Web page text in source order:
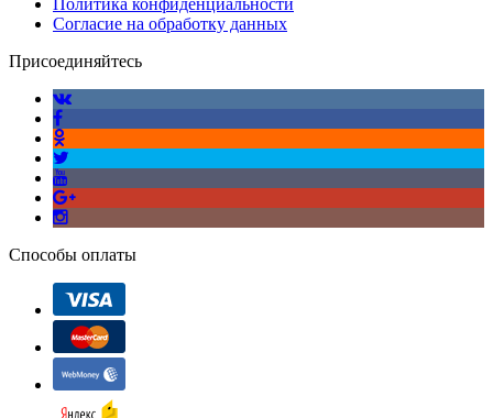
Согласие на обработку данных
Присоединяйтесь
Способы оплаты